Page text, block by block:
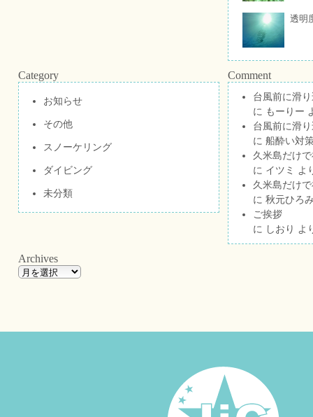
透明
Category
お知らせ
その他
スノーケリング
ダイビング
未分類
Comment
台風前に滑
に もーりー
台風前に滑
に 船酔い対
久米島だけ
に イツミ よ
久米島だけ
に 秋元ひろ
ご挨拶
に しおり よ
Archives